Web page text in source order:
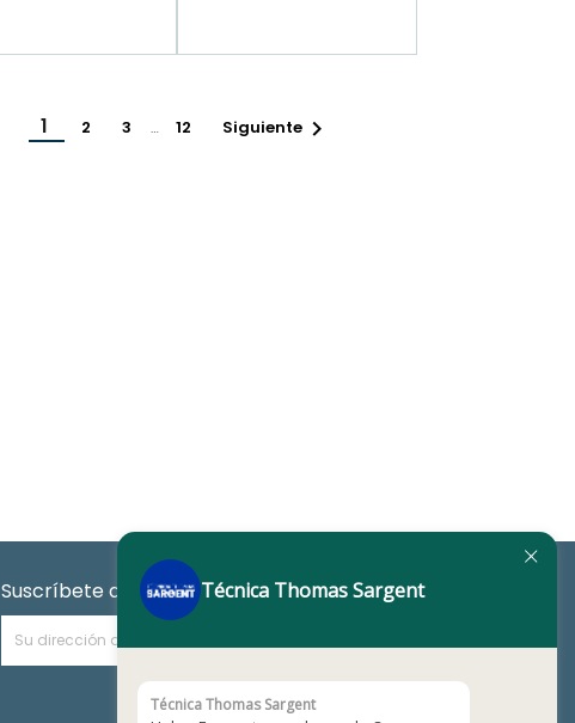
1 2 3 … 12 Siguiente 
Suscríbete a nuestro NewsletterTécnica Thomas Sargent
Técnica Thomas Sargent